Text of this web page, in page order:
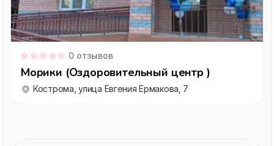
0 отзывов
Морики (Оздоровительный центр )
Кострома, улица Евгения Ермакова, 7